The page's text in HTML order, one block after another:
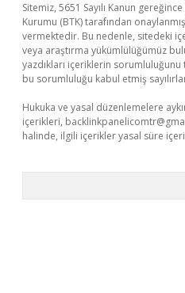
Sitemiz, 5651 Sayılı Kanun
Kurumu (BTK) tarafından
vermektedir. Bu nedenle, sitedeki
veya araştırma yükümlülüğümüz
yazdıkları içeriklerin
bu sorumluluğu kabul etmiş
Hukuka ve yasal düzenlemelere
içerikleri,
halinde, ilgili içerikler yasal süre